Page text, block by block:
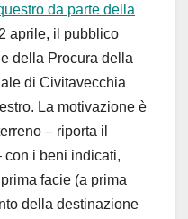
da parte della
aprile, il pubblico
della Procura della
di Civitavecchia
La motivazione è
– riporta il
con i beni indicati,
facie (a prima
della destinazione